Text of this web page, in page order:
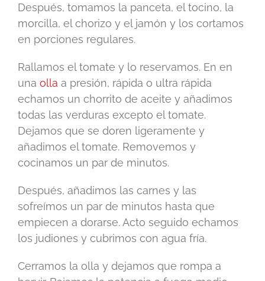
Después, tomamos la panceta, el tocino, la
morcilla, el chorizo y el jamón y los cortamos
en porciones regulares.
Rallamos el tomate y lo reservamos. En en
una olla a presión, rápida o ultra rápida
echamos un chorrito de aceite y añadimos
todas las verduras excepto el tomate.
Dejamos que se doren ligeramente y
añadimos el tomate. Removemos y
cocinamos un par de minutos.
Después, añadimos las carnes y las
sofreímos un par de minutos hasta que
empiecen a dorarse. Acto seguido echamos
los judiones y cubrimos con agua fría.
Cerramos la olla y dejamos que rompa a